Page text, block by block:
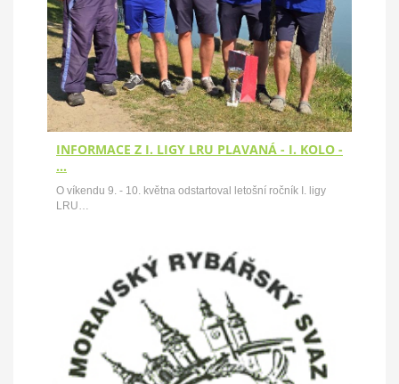
INFORMACE Z I. LIGY LRU PLAVANÁ - I. KOLO -
…
O víkendu 9. - 10. května odstartoval letošní ročník I. ligy
LRU…